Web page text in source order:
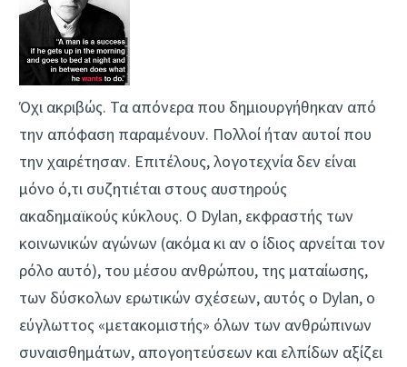
Όχι ακριβώς. Τα απόνερα που δημιουργήθηκαν από
την απόφαση παραμένουν. Πολλοί ήταν αυτοί που
την χαιρέτησαν. Επιτέλους, λογοτεχνία δεν είναι
μόνο ό,τι συζητιέται στους αυστηρούς
ακαδημαϊκούς κύκλους. Ο Dylan, εκφραστής των
κοινωνικών αγώνων (ακόμα κι αν ο ίδιος αρνείται τον
ρόλο αυτό), του μέσου ανθρώπου, της ματαίωσης,
των δύσκολων ερωτικών σχέσεων, αυτός ο Dylan, ο
εύγλωττος «μετακομιστής» όλων των ανθρώπινων
συναισθημάτων, απογοητεύσεων και ελπίδων αξίζει